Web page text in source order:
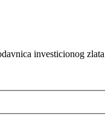
investicionog